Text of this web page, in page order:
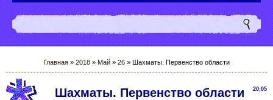
Главная » 2018 » Май » 26 » Шахматы. Первенство области
20:05
Шахматы. Первенство области